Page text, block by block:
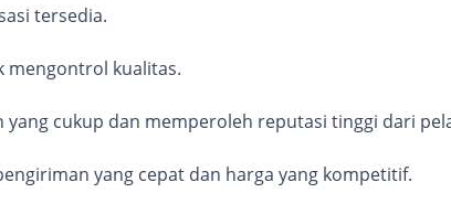
tersedia.
mengontrol kualitas.
yang cukup dan memperoleh reputasi tinggi dari
yang cepat dan harga yang kompetitif.